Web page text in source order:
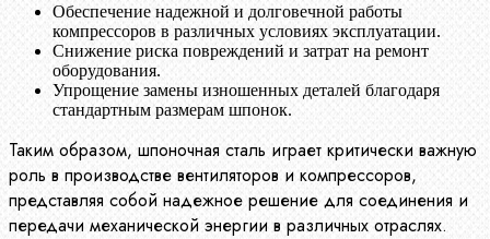
Обеспечение надежной и долговечной работы
компрессоров в различных условиях эксплуатации.
Снижение риска повреждений и затрат на ремонт
оборудования.
Упрощение замены изношенных деталей благодаря
стандартным размерам шпонок.
Таким образом, шпоночная сталь играет критически важную
роль в производстве вентиляторов и компрессоров,
представляя собой надежное решение для соединения и
передачи механической энергии в различных отраслях.